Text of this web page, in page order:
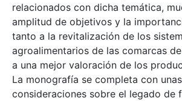
relacionados con dicha temática,
amplitud de objetivos y la
tanto a la revitalización de los
agroalimentarios de las comarcas
a una mejor valoración de los
La monografía se completa con unas
consideraciones sobre el legado de